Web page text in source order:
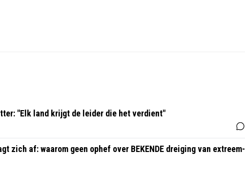
"Elk land krijgt de leider die het verdient"
zich af: waarom geen ophef over BEKENDE dreiging van extreem-